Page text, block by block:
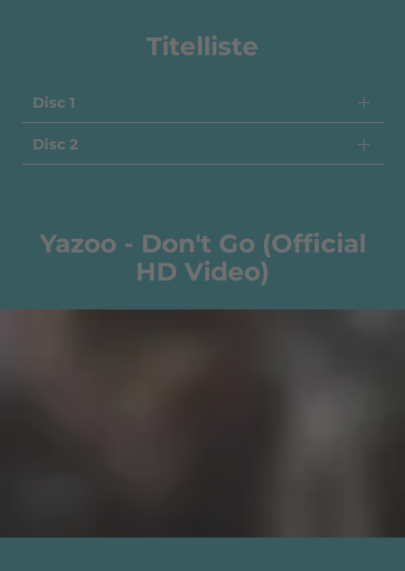
Titelliste
Disc 1
Disc 2
Yazoo - Don't Go (Official
HD Video)